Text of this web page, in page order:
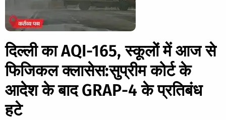
दिल्ली का AQI-165, स्कूलों में आज से
फिजिकल क्लासेस:सुप्रीम कोर्ट के
आदेश के बाद GRAP-4 के प्रतिबंध
हटे